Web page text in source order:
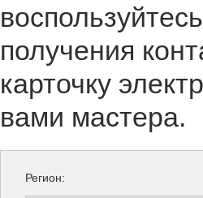
получения
карточку
вами мастера.
Регион: